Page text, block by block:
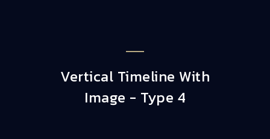
Vertical Timeline With
Image - Type 4